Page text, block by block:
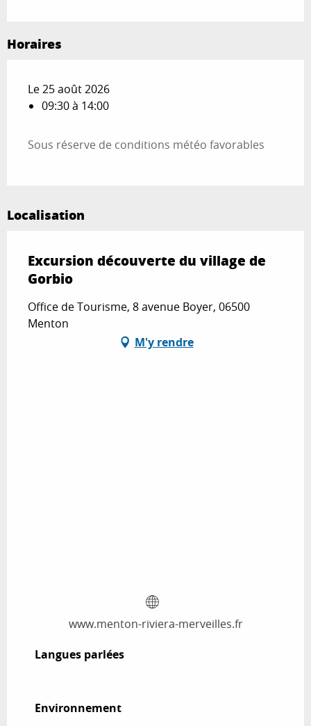
Horaires
Le 25 août 2026
09:30 à 14:00
Sous réserve de conditions météo favorables
Localisation
Excursion découverte du village de
Gorbio
Office de Tourisme, 8 avenue Boyer, 06500
Menton
M'y rendre
www.menton-riviera-merveilles.fr
Langues parlées
Langues parlées
Environnement
Environnement